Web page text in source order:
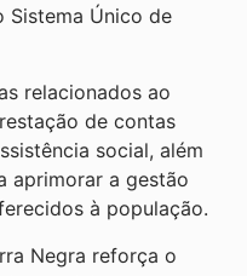
Sistema Único de
relacionados ao
de contas
social, além
aprimorar a gestão
à população.
Negra reforça o